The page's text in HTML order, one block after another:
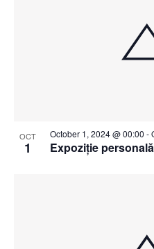
OCT
1 Expoziție
October 1, 2024 @ 00:00 -